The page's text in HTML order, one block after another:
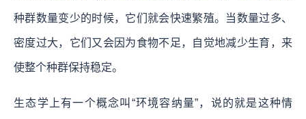
种群数量变少的时候，它们就会快速繁殖。当数量过多、
密度过大，它们又会因为食物不足，自觉地减少生育，来
使整个种群保持稳定。
生态学上有一个概念叫“环境容纳量”，说的就是这种情